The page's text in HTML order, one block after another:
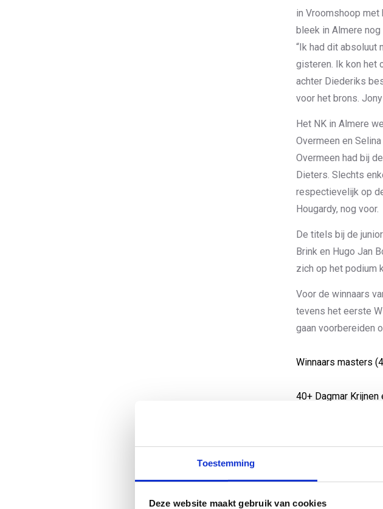
Toestemming
Deze website maakt gebruik van cookies
in Vroomshoop met
bleek in Almere
“Ik had dit absoluut
gisteren. Ik kon het
achter Diederiks
voor het brons.
Het NK in Almere
Overmeen en
Overmeen had bij
Dieters. Slechts
respectievelijk op
Hougardy, nog voor.
De titels bij de
Brink en Hugo Jan
zich op het podium
Voor de winnaars
tevens het eerste
gaan voorbereiden
Winnaars masters
40+ Dagmar Krijnen
55+ Keesjan Otto
60+ Jacqueline
65+ Jan van der